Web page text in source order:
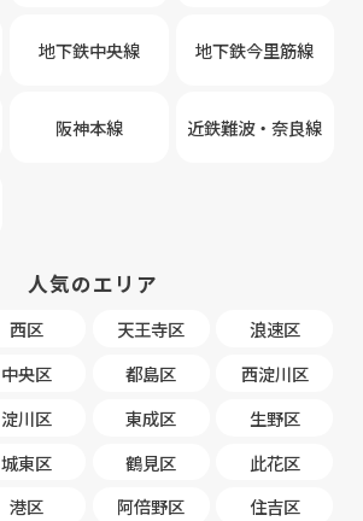
地下鉄中央線 地下鉄今里筋線
阪神本線 近鉄難波・奈良線
人気のエリア
西区 天王寺区
浪速区
中央区 都島区
西淀川区
淀川区 東成区
生野区
城東区 鶴見区
此花区
港区 阿倍野区
住吉区